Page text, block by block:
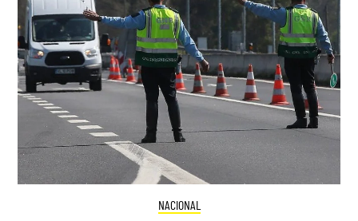
NACIONAL